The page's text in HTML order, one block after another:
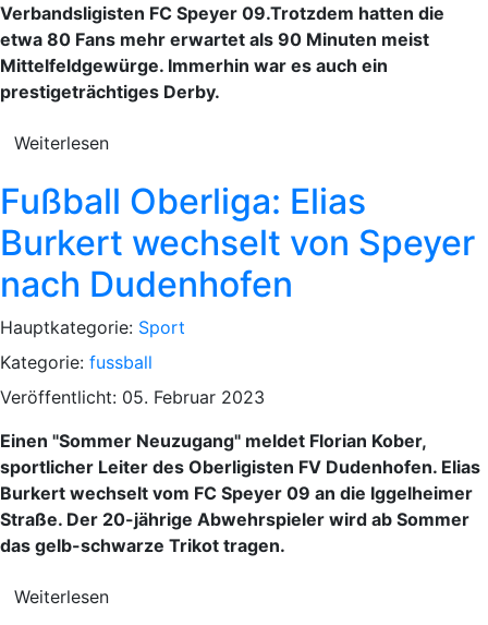
Verbandsligisten FC Speyer 09.Trotzdem hatten die
etwa 80 Fans mehr erwartet als 90 Minuten meist
Mittelfeldgewürge. Immerhin war es auch ein
prestigeträchtiges Derby.
Weiterlesen
Fußball Oberliga: Elias
Burkert wechselt von Speyer
nach Dudenhofen
Hauptkategorie: Sport
Kategorie: fussball
Veröffentlicht: 05. Februar 2023
Einen "Sommer Neuzugang" meldet Florian Kober,
sportlicher Leiter des Oberligisten FV Dudenhofen. Elias
Burkert wechselt vom FC Speyer 09 an die Iggelheimer
Straße. Der 20-jährige Abwehrspieler wird ab Sommer
das gelb-schwarze Trikot tragen.
Weiterlesen